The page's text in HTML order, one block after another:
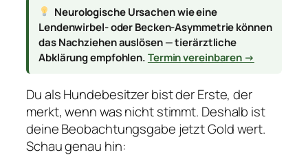
Neurologische Ursachen wie eine
Lendenwirbel- oder Becken-Asymmetrie können
das Nachziehen auslösen — tierärztliche
Abklärung empfohlen.Termin vereinbaren →
Du als Hundebesitzer bist der Erste, der
merkt, wenn was nicht stimmt. Deshalb ist
deine Beobachtungsgabe jetzt Gold wert.
Schau genau hin: